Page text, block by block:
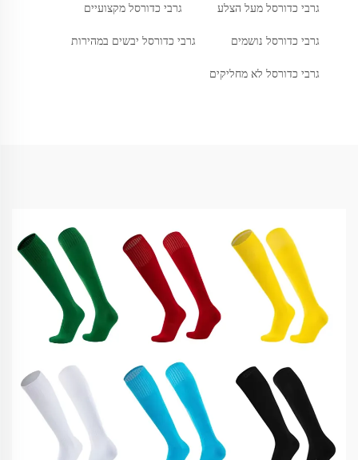
גרבי כדורסל מעל הצלע גרבי כדורסל מקצועיים
גרבי כדורסל נושמים גרבי כדורסל יבשים במהירות
גרבי כדורסל לא מחליקים